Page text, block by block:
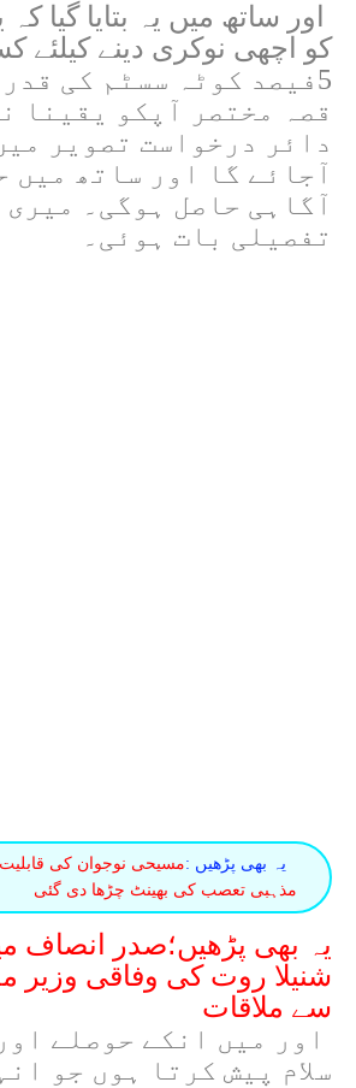
اور ساتھ میں یہ بتایا گیا کہ
کو اچھی نوکری دینے کیلئے
5فیصد کوٹہ سسٹم کی قدر نہیں ہے۔
قصہ مختصر آپکو یقینا
دائر درخواست تصویر
آجائے گا اور ساتھ میں
آگاہی حاصل ہوگی۔
تفصیلی بات ہوئی۔
یہ بھی پڑھیں :مسیحی نوجوان کی قابلیت
مذہبی تعصب کی بھینٹ چڑھا دی گئی
یہ بھی پڑھیں؛صدر انصاف
شنیلا روت کی وفاقی وزیر
سے ملاقات
اور میں انکے حوصلے
سلام پیش کرتا ہوں جو